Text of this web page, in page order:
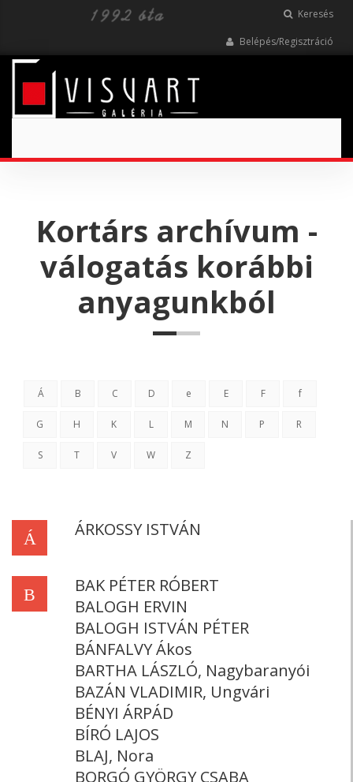
Keresés
Belépés/Regisztráció
Kortárs archívum -
válogatás korábbi
anyagunkból
Á B C D e E F f
G H K L M N P R
S T V W Z
Á ÁRKOSSY ISTVÁN
B
BAK PÉTER RÓBERT
BALOGH ERVIN
BALOGH ISTVÁN PÉTER
BÁNFALVY Ákos
BARTHA LÁSZLÓ, Nagybaranyói
BAZÁN VLADIMIR, Ungvári
BÉNYI ÁRPÁD
BÍRÓ LAJOS
BLAJ, Nora
BORGÓ GYÖRGY CSABA